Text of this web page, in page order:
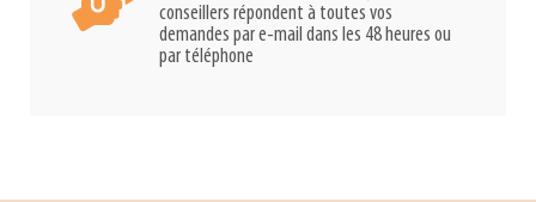
conseillers répondent à toutes vos
demandes par e-mail dans les 48 heures ou
par téléphone